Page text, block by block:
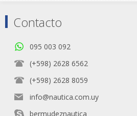
Contacto
095 003 092
(+598) 2628 6562
(+598) 2628 8059
info@nautica.com.uy
bermudeznautica